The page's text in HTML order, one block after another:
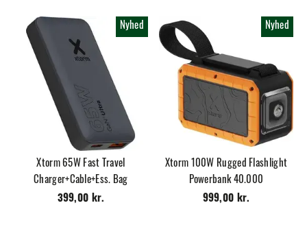
Nyhed
Xtorm 65W Fast Travel
Charger+Cable+Ess. Bag
399,00 kr.
Nyhed
Xtorm 100W Rugged Flashlight
Powerbank 40.000
999,00 kr.